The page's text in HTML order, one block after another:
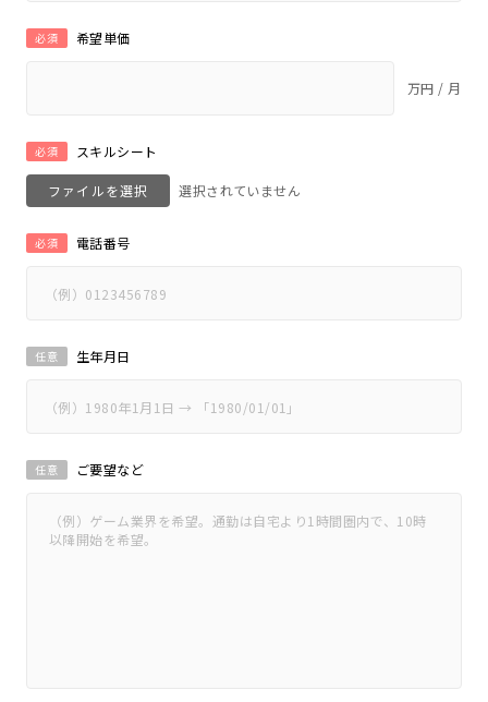
希望単価
必須
万円 / 月
スキルシート
必須
ファイルを選択
電話番号
必須
生年月日
任意
ご要望など
任意